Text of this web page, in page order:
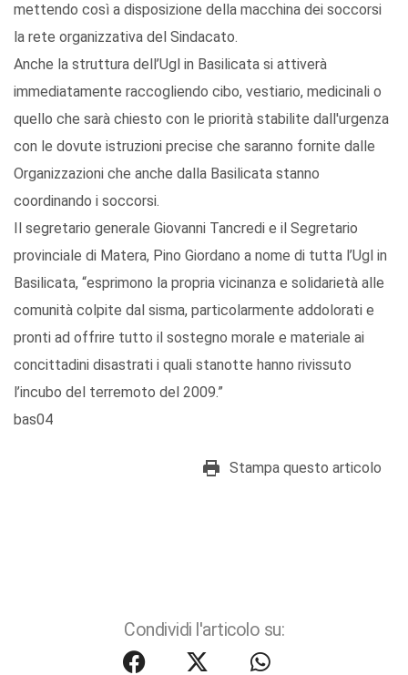
mettendo così a disposizione della macchina dei soccorsi
la rete organizzativa del Sindacato.
Anche la struttura dell’Ugl in Basilicata si attiverà
immediatamente raccogliendo cibo, vestiario, medicinali o
quello che sarà chiesto con le priorità stabilite dall'urgenza
con le dovute istruzioni precise che saranno fornite dalle
Organizzazioni che anche dalla Basilicata stanno
coordinando i soccorsi.
Il segretario generale Giovanni Tancredi e il Segretario
provinciale di Matera, Pino Giordano a nome di tutta l’Ugl in
Basilicata, “esprimono la propria vicinanza e solidarietà alle
comunità colpite dal sisma, particolarmente addolorati e
pronti ad offrire tutto il sostegno morale e materiale ai
concittadini disastrati i quali stanotte hanno rivissuto
l’incubo del terremoto del 2009.”
bas04
Stampa questo articolo
Condividi l'articolo su: